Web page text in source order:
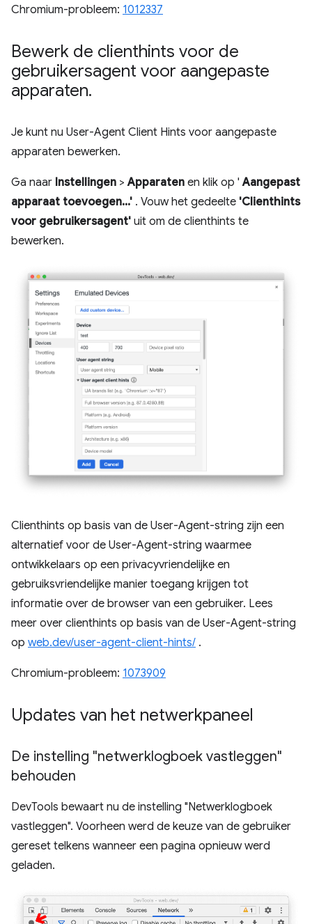
Chromium-probleem: 1012337
Bewerk de clienthints voor de
gebruikersagent voor aangepaste
apparaten.
Je kunt nu User-Agent Client Hints voor aangepaste
apparaten bewerken.
Ga naar Instellingen >Apparaten en klik op 'Aangepast
apparaat toevoegen...' . Vouw het gedeelte 'Clienthints
voor gebruikersagent' uit om de clienthints te
bewerken.
Clienthints op basis van de User-Agent-string zijn een
alternatief voor de User-Agent-string waarmee
ontwikkelaars op een privacyvriendelijke en
gebruiksvriendelijke manier toegang krijgen tot
informatie over de browser van een gebruiker. Lees
meer over clienthints op basis van de User-Agent-string
op web.dev/user-agent-client-hints/ .
Chromium-probleem: 1073909
Updates van het netwerkpaneel
De instelling "netwerklogboek vastleggen"
behouden
DevTools bewaart nu de instelling "Netwerklogboek
vastleggen". Voorheen werd de keuze van de gebruiker
gereset telkens wanneer een pagina opnieuw werd
geladen.